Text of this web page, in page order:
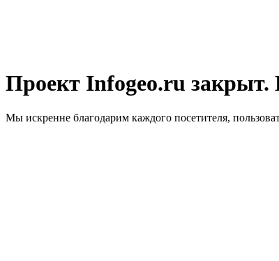
Проект Infogeo.ru закрыт.
Мы искренне благодарим каждого посетителя,